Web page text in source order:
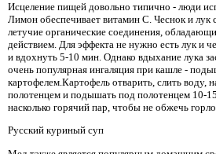
Исцеление пищей довольно типично - люди
Лимон обеспечивает витамин С. Чеснок и
летучие органические соединения,
действием. Для эффекта не нужно есть лук и
и вдохнуть 5-10 мин. Однако вдыхание лука
очень популярная ингаляция при кашле -
картофелем.Картофель отварить, слить воду,
полотенцем и подышать под полотенцем 10-
насколько горячий пар, чтобы не обжечь
Русский куриный суп